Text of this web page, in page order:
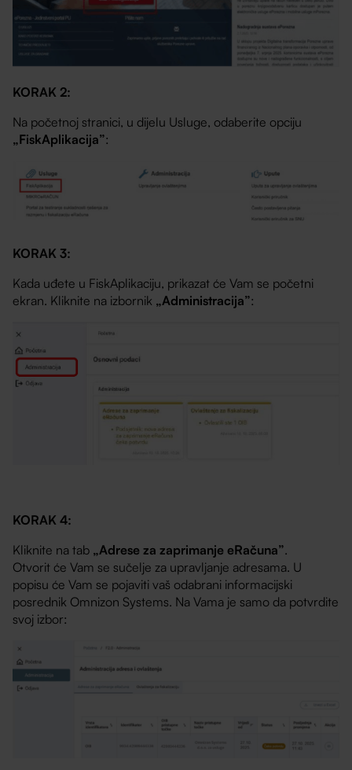
KORAK 2:
Na početnoj stranici, u dijelu Usluge, odaberite opciju
„FiskAplikacija”:
KORAK 3:
Kada uđete u FiskAplikaciju, prikazat će Vam se početni
ekran. Kliknite na izbornik „Administracija”:
KORAK 4:
Kliknite na tab „Adrese za zaprimanje eRačuna”.
Otvorit će Vam se sučelje za upravljanje adresama. U
popisu će Vam se pojaviti vaš odabrani informacijski
posrednik Omnizon Systems. Na Vama je samo da potvrdite
svoj izbor: